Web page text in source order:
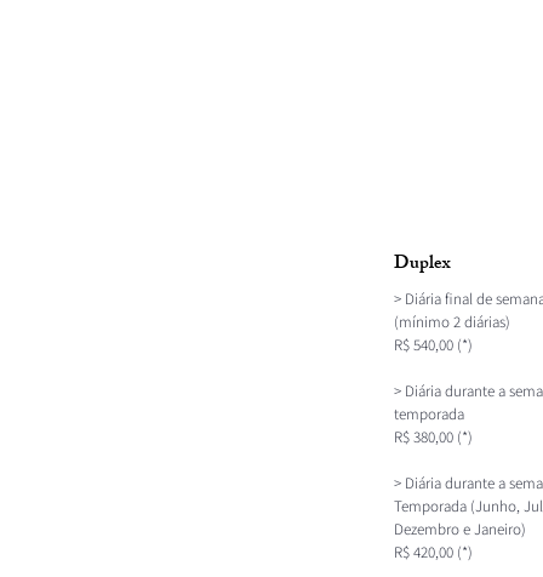
Duplex
> Diária final de
(mínimo 2 diárias)
R$ 540,00 (*)
> Diária durante a
temporada
R$ 380,00 (*)
> Diária durante a
Temporada (Junho,
Dezembro e Janeiro)
R$ 420,00 (*)